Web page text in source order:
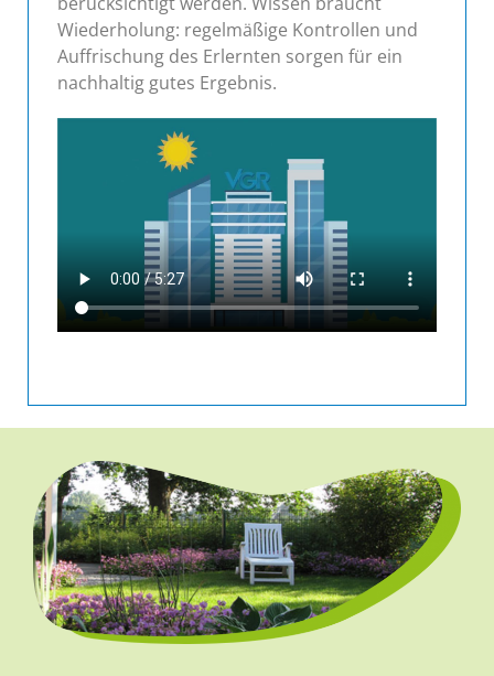
Wiederholung: regelmäßige Kontrollen und
Auffrischung des Erlernten sorgen für ein
nachhaltig gutes Ergebnis.